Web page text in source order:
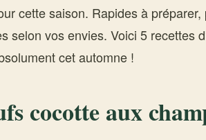
cette saison. Rapides à
selon vos envies. Voici 5 recettes
cet automne !
cocotte aux